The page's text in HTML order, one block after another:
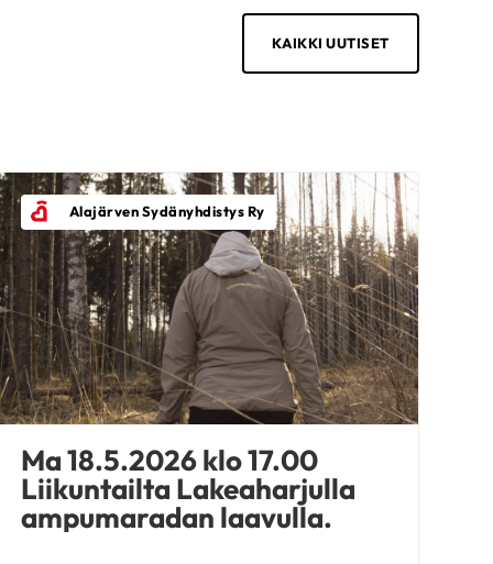
KAIKKI UUTISET
Alajärven Sydänyhdistys Ry
Ma 18.5.2026 klo 17.00
Liikuntailta Lakeaharjulla
ampumaradan laavulla.